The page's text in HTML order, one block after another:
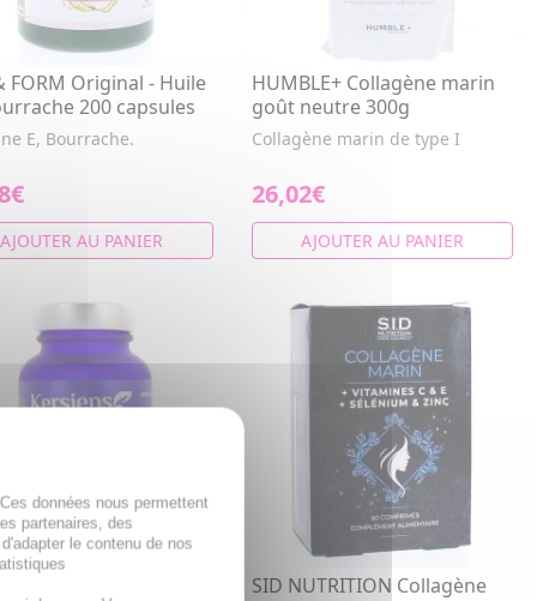
FORM Original - Huile
200 capsules
E, Bourrache.
AJOUTER AU PANIER
HUMBLE+ Collagène marin
goût neutre 300g
Collagène marin de type I
26,02€
AJOUTER AU PANIER
SID NUTRITION Collagène
données nous permettent
partenaires, des
le contenu de nos